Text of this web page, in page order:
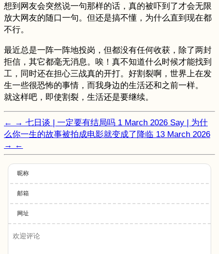
想到网友会突然说一句那样的话，真的被吓到了才会无限
放大网友的随口一句。但还是搞不懂，为什么直到现在都
不行。
最近总是一阵一阵地投岗，但都没有任何收获，除了两封
拒信，其它都毫无消息。唉！真不知道什么时候才能找到
工，同时还在担心三战真的开打。好割裂啊，世界上在发
生一些很恐怖的事情，而我身边的生活还和之前一样。
就这样吧，即使割裂，生活还是要继续。
← → 七日谈 | 一定要有结局吗 1 March 2026 Say | 为什
么你一生的故事被拍成电影就变成了降临 13 March 2026
→ ←
昵称
邮箱
网址